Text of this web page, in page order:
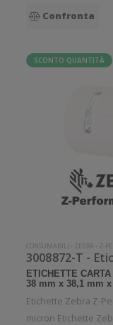
Confronta
SCONTO QUANTITÀ
CONSUMABILI - ZEBRA - Z-
ETICHETTE
38 mm x 38,1 mm
Etichette Zebra Z-
micron Etichette